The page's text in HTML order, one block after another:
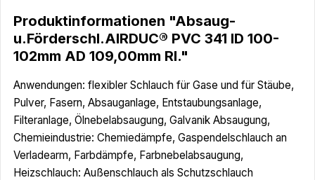
Produktinformationen "Absaug-
u.Förderschl.AIRDUC® PVC 341 ID 100-
102mm AD 109,00mm Rl."
Anwendungen: flexibler Schlauch für Gase und für Stäube,
Pulver, Fasern, Absauganlage, Entstaubungsanlage,
Filteranlage, Ölnebelabsaugung, Galvanik Absaugung,
Chemieindustrie: Chemiedämpfe, Gaspendelschlauch an
Verladearm, Farbdämpfe, Farbnebelabsaugung,
Heizschlauch: Außenschlauch als Schutzschlauch